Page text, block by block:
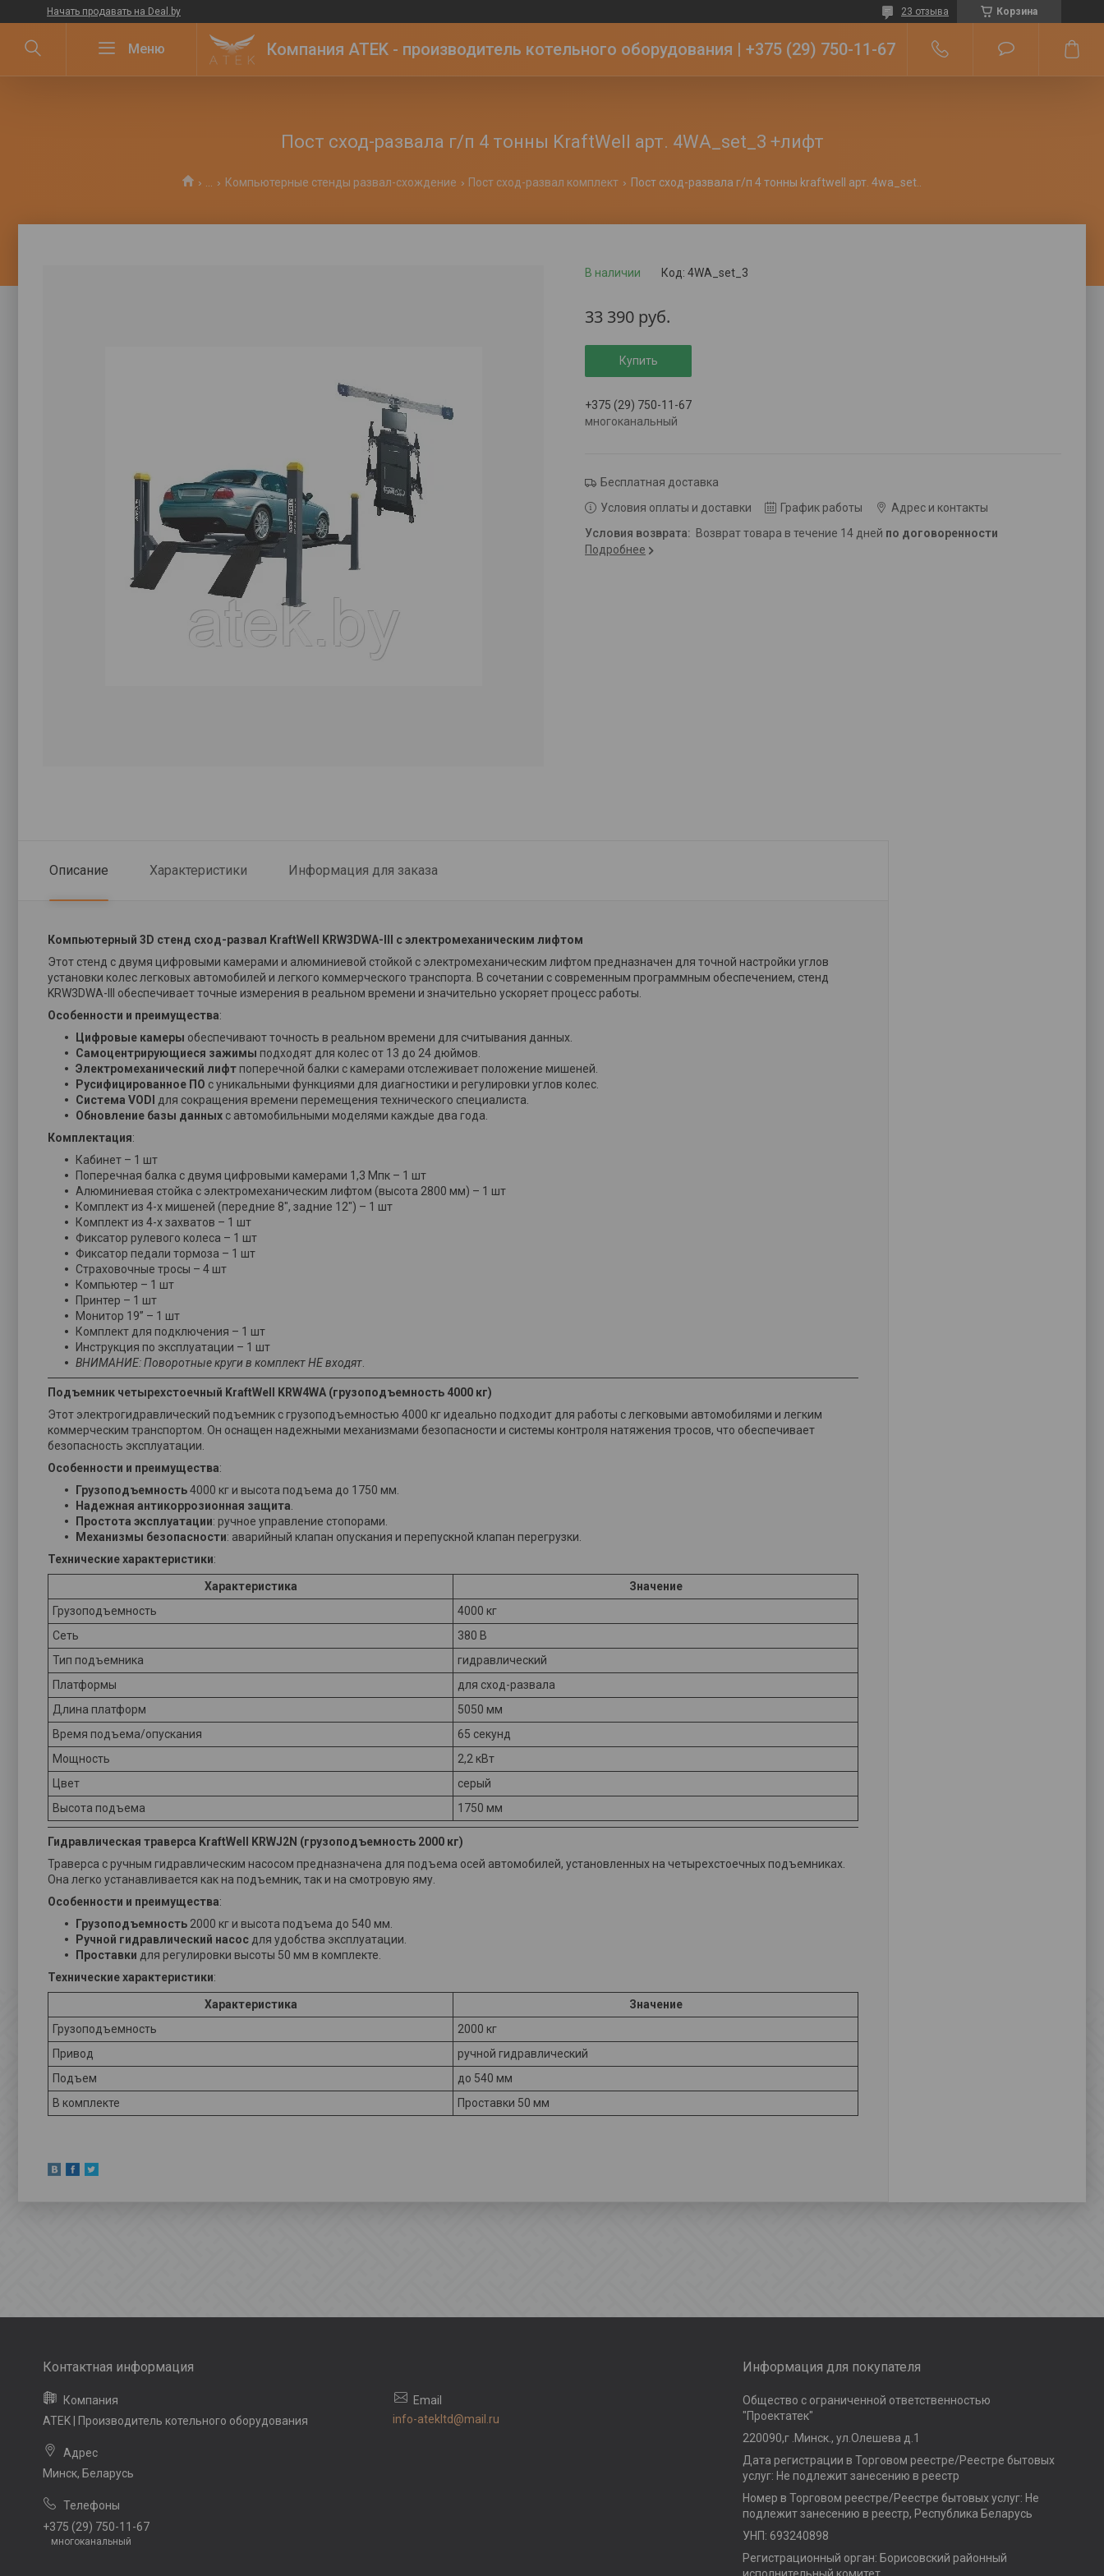
Начать продавать на Deal.by Корзина
23 отзыва
Компания ATEK - производитель котельного оборудования | +375 (29) 750-11-67
Пост сход-развала г/п 4 тонны KraftWell арт. 4WA_set_3 +лифт
Компьютерные стенды развал-схождение Пост сход-развал комплект Пост сход-развала г/п 4 тонны kraftwell арт. 4wa_set_3 +лифт
В наличии Код: 4WA_set_3
33 390 руб.
Купить
+375 (29) 750-11-67
многоканальный
Бесплатная доставка
Условия оплаты и доставки
График работы
Адрес и контакты
возврат товара в течение 14 дней по договоренности
Подробнее
Описание Характеристики Информация для заказа
Компьютерный 3D стенд сход-развал KraftWell KRW3DWA-III с электромеханическим лифтом
Этот стенд с двумя цифровыми камерами и алюминиевой стойкой с электромеханическим лифтом предназначен для точной настройки углов
установки колес легковых автомобилей и легкого коммерческого транспорта. В сочетании с современным программным обеспечением, стенд
KRW3DWA-III обеспечивает точные измерения в реальном времени и значительно ускоряет процесс работы.
Особенности и преимущества:
Цифровые камеры обеспечивают точность в реальном времени для считывания данных.
Самоцентрирующиеся зажимы подходят для колес от 13 до 24 дюймов.
Электромеханический лифтпоперечной балки с камерами отслеживает положение мишеней.
Русифицированное ПО с уникальными функциями для диагностики и регулировки углов колес.
Система VODI для сокращения времени перемещения технического специалиста.
Обновление базы данных с автомобильными моделями каждые два года.
Комплектация:
Кабинет – 1 шт
Поперечная балка с двумя цифровыми камерами 1,3 Мпк – 1 шт
Алюминиевая стойка с электромеханическим лифтом (высота 2800 мм) – 1 шт
Комплект из 4-х мишеней (передние 8", задние 12") – 1 шт
Комплект из 4-х захватов – 1 шт
Фиксатор рулевого колеса – 1 шт
Фиксатор педали тормоза – 1 шт
Страховочные тросы – 4 шт
Компьютер – 1 шт
Принтер – 1 шт
Монитор 19” – 1 шт
Комплект для подключения – 1 шт
Инструкция по эксплуатации – 1 шт
ВНИМАНИЕ: Поворотные круги в комплект НЕ входят
Подъемник четырехстоечный KraftWell KRW4WA (грузоподъемность 4000 кг)
Этот электрогидравлический подъемник с грузоподъемностью 4000 кг идеально подходит для работы с легковыми автомобилями и легким
коммерческим транспортом. Он оснащен надежными механизмами безопасности и системы контроля натяжения тросов, что обеспечивает
безопасность эксплуатации.
Особенности и преимущества:
Грузоподъемность4000 кг и высота подъема до 1750 мм.
Надежная антикоррозионная защита
Простота эксплуатации: ручное управление стопорами.
Механизмы безопасности: аварийный клапан опускания и перепускной клапан перегрузки.
Технические характеристики:
Характеристика
Значение
Грузоподъемность
4000 кг
Сеть
380 В
Тип подъемника
гидравлический
Платформы
для сход-развала
Длина платформ
5050 мм
Время подъема/опускания
65 секунд
Мощность
2,2 кВт
Цвет
серый
Высота подъема
1750 мм
Гидравлическая траверса KraftWell KRWJ2N (грузоподъемность 2000 кг)
Траверса с ручным гидравлическим насосом предназначена для подъема осей автомобилей, установленных на четырехстоечных подъемниках.
Она легко устанавливается как на подъемник, так и на смотровую яму.
Особенности и преимущества:
Грузоподъемность 2000 кг и высота подъема до 540 мм.
Ручной гидравлический насос для удобства эксплуатации.
Проставки для регулировки высоты 50 мм в комплекте.
Технические характеристики:
Характеристика
Значение
Грузоподъемность
2000 кг
Привод
ручной гидравлический
Подъем
до 540 мм
В комплекте
Проставки 50 мм
ATEK | Производитель котельного оборудования
Минск, Беларусь
+375 (29) 750-11-67
многоканальный
info-atekltd@mail.ru
Информация для покупателя
Общество с ограниченной ответственностью
"Проектатек"
220090,г .Минск., ул.Олешева д.1
Дата регистрации в Торговом реестре/Реестре бытовых
услуг: Не подлежит занесению в реестр
Номер в Торговом реестре/Реестре бытовых услуг: Не
подлежит занесению в реестр, Республика Беларусь
УНП: 693240898
Регистрационный орган: Борисовский районный